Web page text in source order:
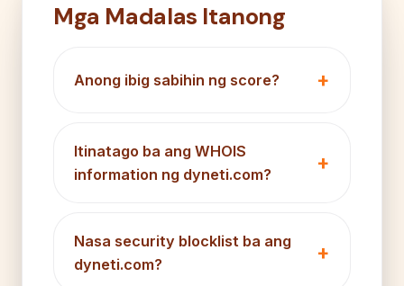
Mga Madalas Itanong
Anong ibig sabihin ng score?
Itinatago ba ang WHOIS
information ng dyneti.com?
Nasa security blocklist ba ang
dyneti.com?